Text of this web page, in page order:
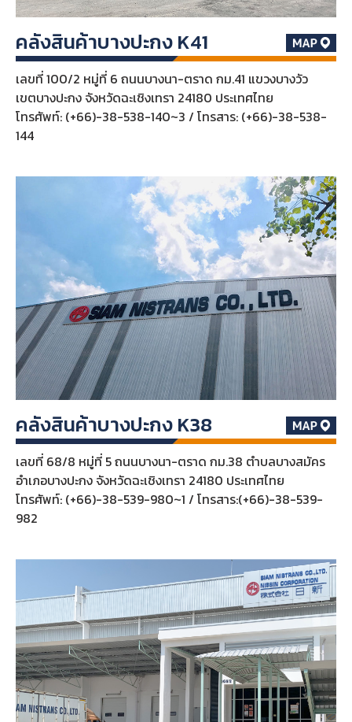
คลังสินค้าบางปะกง K41
เลขที่ 100/2 หมู่ที่ 6 ถนนบางนา-ตราด กม.41 แขวงบางวัว
เขตบางปะกง จังหวัดฉะเชิงเทรา 24180 ประเทศไทย
โทรศัพท์: (+66)-38-538-140~3 / โทรสาร: (+66)-38-538-
144
คลังสินค้าบางปะกง K38
เลขที่ 68/8 หมู่ที่ 5 ถนนบางนา-ตราด กม.38 ตำบลบางสมัคร
อำเภอบางปะกง จังหวัดฉะเชิงเทรา 24180 ประเทศไทย
โทรศัพท์: (+66)-38-539-980~1 / โทรสาร:(+66)-38-539-
982